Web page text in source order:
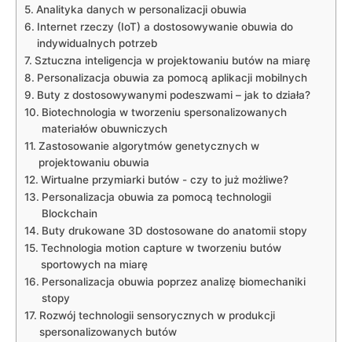
Analityka danych w personalizacji obuwia
Internet rzeczy‌ (IoT) a dostosowywanie obuwia do
indywidualnych potrzeb
Sztuczna inteligencja w projektowaniu butów na miarę
Personalizacja obuwia ‍za pomocą ⁢aplikacji‍ mobilnych
Buty z dostosowywanymi podeszwami – jak⁣ to działa?
Biotechnologia w ​tworzeniu spersonalizowanych
materiałów obuwniczych
Zastosowanie algorytmów ‌genetycznych w​
projektowaniu​ obuwia
Wirtualne przymiarki butów -‌ czy to już możliwe?
Personalizacja obuwia ⁤za ​pomocą technologii
⁣Blockchain
Buty ‍drukowane ‍3D dostosowane do​ anatomii ⁣stopy
Technologia motion capture ‍w tworzeniu ⁢butów
sportowych na miarę
Personalizacja obuwia poprzez analizę biomechaniki
stopy
Rozwój ​technologii sensorycznych w⁤ produkcji
spersonalizowanych butów